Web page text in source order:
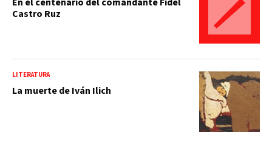
Castro Ruz
LITERATURA
La muerte de Iván Ilich